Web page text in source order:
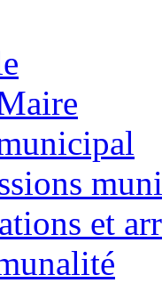
et